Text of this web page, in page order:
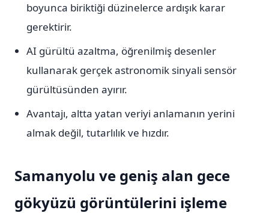
boyunca biriktiği düzinelerce ardışık karar
gerektirir.
AI gürültü azaltma, öğrenilmiş desenler
kullanarak gerçek astronomik sinyali sensör
gürültüsünden ayırır.
Avantajı, altta yatan veriyi anlamanın yerini
almak değil, tutarlılık ve hızdır.
Samanyolu ve geniş alan gece
gökyüzü görüntülerini işleme